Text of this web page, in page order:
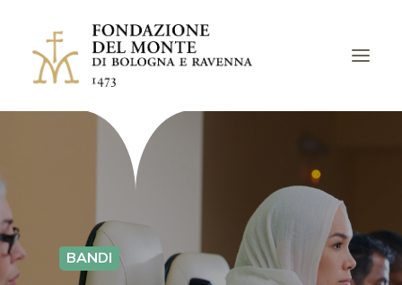
LA FONDAZIONE
EVENTIBANDI